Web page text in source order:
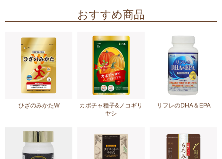
おすすめ商品
ひざのみかたW
カボチャ種子&ノコギリ
ヤシ
リフレのDHA＆EPA